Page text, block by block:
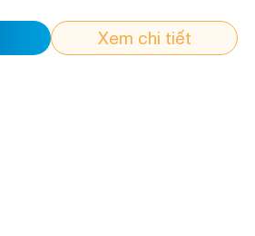
cao
Xem chi tiết